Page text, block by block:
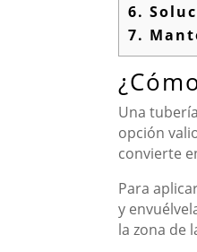
6.
7.
Una
opción
convierte
Para
y
la zona de